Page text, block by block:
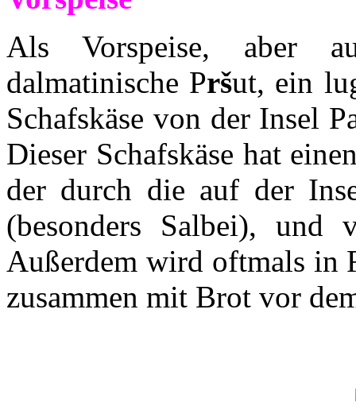
Als Vorspeise, aber
dalmatinische Pršut, ein
Schafskäse von der Insel
Dieser Schafskäse hat
der durch die auf der
(besonders Salbei), und
Außerdem wird oftmals in
zusammen mit Brot vor